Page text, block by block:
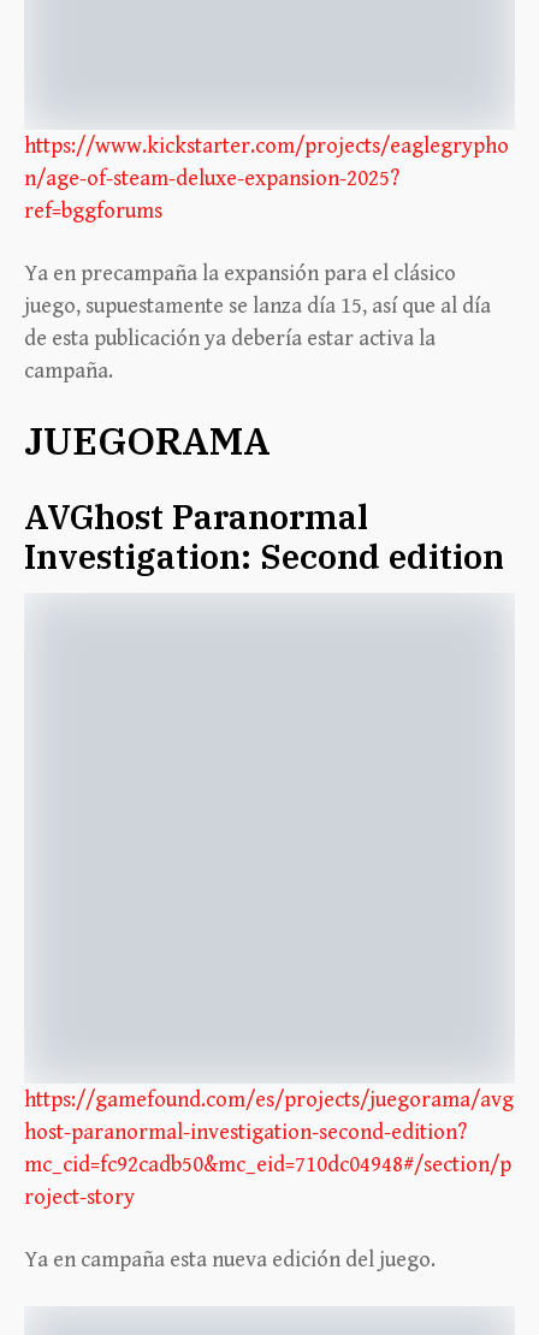
https://www.kickstarter.com/projects/eaglegrypho
n/age-of-steam-deluxe-expansion-2025?
ref=bggforums
Ya en precampaña la expansión para el clásico
juego, supuestamente se lanza día 15, así que al día
de esta publicación ya debería estar activa la
campaña.
JUEGORAMA
AVGhost Paranormal
Investigation: Second edition
https://gamefound.com/es/projects/juegorama/avg
host-paranormal-investigation-second-edition?
mc_cid=fc92cadb50&mc_eid=710dc04948#/section/p
roject-story
Ya en campaña esta nueva edición del juego.